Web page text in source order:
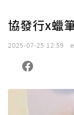
協發行x蠟
2025-07-25 12:59